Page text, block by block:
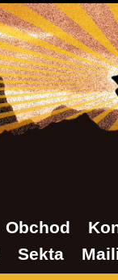
Obchod
Sekta